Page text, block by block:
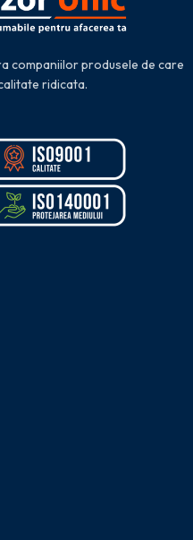
companiilor produsele de care
ridicata.